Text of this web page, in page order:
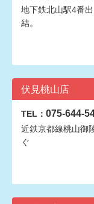
地下鉄北山駅4番
結。
伏見桃山店
TEL： 075-644-
近鉄京都線桃山御
ぐ